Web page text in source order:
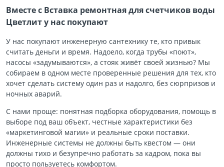
Вместе с Вставка ремонтная для счетчиков воды
Цветлит у нас покупают
У нас покупают инженерную сантехнику те, кто привык
считать деньги и время. Надоело, когда трубы «поют»,
насосы «задумываются», а стояк живёт своей жизнью? Мы
собираем в одном месте проверенные решения для тех, кто
хочет сделать систему один раз и надолго, без сюрпризов и
ночных аварий.
С нами проще: понятная подборка оборудования, помощь в
выборе под ваш объект, честные характеристики без
«маркетинговой магии» и реальные сроки поставки.
Инженерные системы не должны быть квестом — они
должны тихо и безупречно работать за кадром, пока вы
просто пользуетесь комфортом.